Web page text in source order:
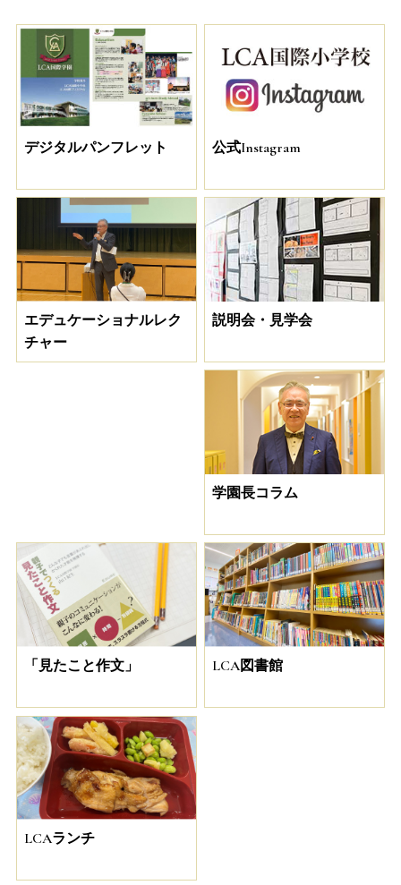
デジタルパンフレット 公式Instagram
エデュケーショナルレク
チャー
説明会・見学会
学園長コラム
「見たこと作文」 LCA図書館
LCAランチ